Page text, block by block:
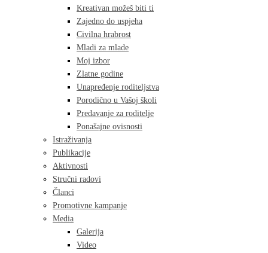
Kreativan možeš biti ti
Zajedno do uspjeha
Civilna hrabrost
Mladi za mlade
Moj izbor
Zlatne godine
Unapređenje roditeljstva
Porodično u Vašoj školi
Predavanje za roditelje
Ponašajne ovisnosti
Istraživanja
Publikacije
Aktivnosti
Stručni radovi
Članci
Promotivne kampanje
Media
Galerija
Video